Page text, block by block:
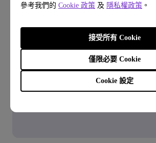
參考我們的 Cookie 政策 及 隱私權政策 。
Cookie 設定
僅限必要 Cookie
接受所有 Cookie
問與答
常見問題
了解常見問題